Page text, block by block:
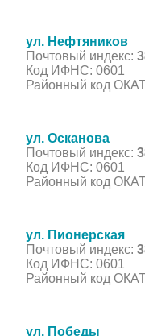
ул. Нефтяников
Почтовый индекс:
Код ИФНС: 0601
Районный код
ул. Осканова
Почтовый индекс:
Код ИФНС: 0601
Районный код
ул. Пионерская
Почтовый индекс:
Код ИФНС: 0601
Районный код
ул. Победы